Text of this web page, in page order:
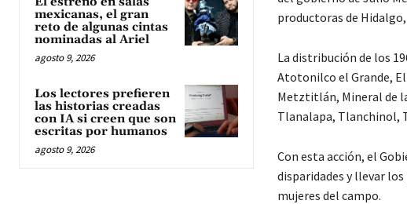
mexicanas, el gran
reto de algunas cintas
nominadas al Ariel
agosto 9, 2026
Los lectores prefieren
las historias creadas
con IA si creen que son
escritas por humanos
agosto 9, 2026
productoras de
La distribución de los
Atotonilco el Grande, El
Metztitlán, Mineral de
Tlanalapa, Tlanchinol,
Con esta acción, el
disparidades y llevar
mujeres del campo.